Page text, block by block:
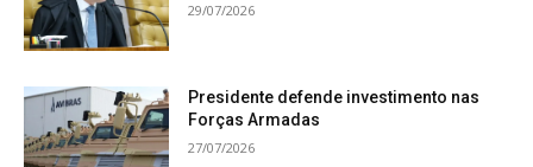
29/07/2026
Presidente defende investimento nas
Forças Armadas
27/07/2026